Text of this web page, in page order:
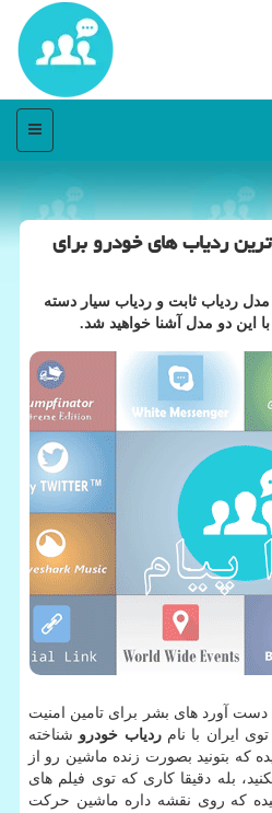
منو
ترین ردیاب های خودرو برای
ردیاب ثابت و ردیاب سیار دسته
این دو مدل آشنا خواهید شد.
دست آورد های بشر برای تامین امنیت
ایران با نامردیاب خودرو شناخته
که بتونید بصورت زنده ماشین رو از
بله دقیقا کاری که توی فیلم های
که روی نقشه داره ماشین حرکت